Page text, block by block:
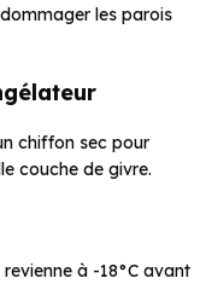
les parois
chiffon sec pour
couche de givre.
à -18°C avant